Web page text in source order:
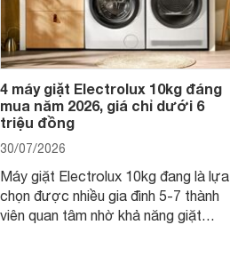
4 máy giặt Electrolux 10kg đáng
mua năm 2026, giá chỉ dưới 6
triệu đồng
30/07/2026
Máy giặt Electrolux 10kg đang là lựa
chọn được nhiều gia đình 5-7 thành
viên quan tâm nhờ khả năng giặt